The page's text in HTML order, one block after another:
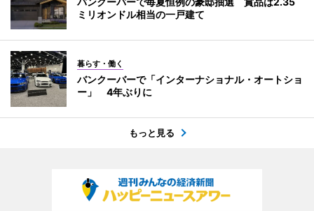
ミリオンドル相当の一戸建て
暮らす・働く
バンクーバーで「インターナショナル・オートショ
ー」 4年ぶりに
もっと見る